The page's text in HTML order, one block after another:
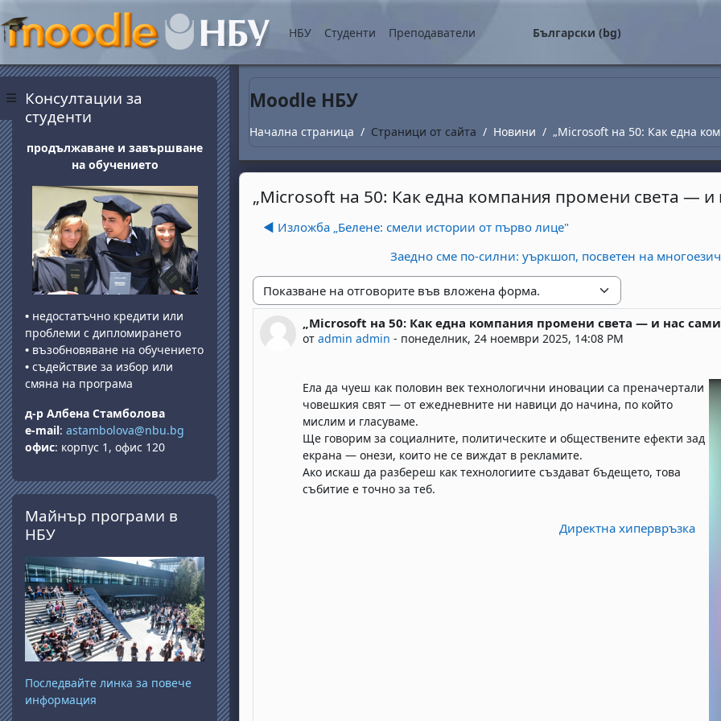
Прескочи на основното съдържание
Страничен панел
НБУ Студенти Преподаватели Български ‎(bg)‎
Moodle НБУ
Начална страница Страници от сайта Новини „Microsoft на 50: Как една
„Microsoft на 50: Как една компания промени света — и
◀︎ Изложба „Белене: смели истории от първо лице"
Заедно сме по-силни: уъркшоп, посветен на
Начин на показване
„Microsoft на 50: Как една компания промени света — и нас
от admin admin - понеделник, 24 ноември 2025, 14:08 PM
Number of replies: 0
Ела да чуеш как половин век технологични иновации са преначертали
човешкия свят — от ежедневните ни навици до начина, по който
мислим и гласуваме.
Ще говорим за социалните, политическите и обществените ефекти зад
екрана — онези, които не се виждат в рекламите.
Ако искаш да разбереш как технологиите създават бъдещето, това
събитие е точно за теб.
Директна хипервръзка
Блокове
Консултации за
студенти
продължаване и завършване
на обучението
• недостатъчно кредити или
проблеми с дипломирането
• възобновяване на обучението
• съдействие за избор или
смяна на програма
д-р Албена Стамболова
e-mail: astambolova@nbu.bg
офис: корпус 1, офис 120
Прескочи Майнър програми в НБУ
Майнър програми в
НБУ
Последвайте линка за повече
информация